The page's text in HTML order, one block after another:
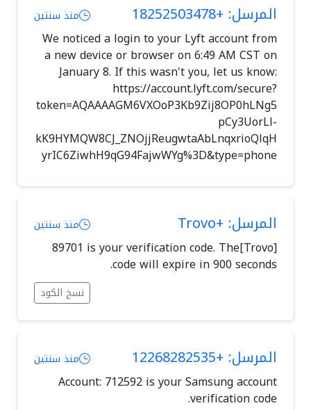
المرسل: +18252503478 منذ سنتين
We noticed a login to your Lyft account from
a new device or browser on 6:49 AM CST on
January 8. If this wasn't you, let us know:
https://account.lyft.com/secure?
token=AQAAAAGM6VXOoP3Kb9Zij8OP0hLNg5
pCy3UorLl-
kK9HYMQW8CJ_ZNOjjReugwtaAbLnqxrioQlqH
yrIC6ZiwhH9qG94FajwWYg%3D&type=phone
المرسل: +Trovo منذ سنتين
[Trovo]89701 is your verification code. The
code will expire in 900 seconds.
نسخ الكود
المرسل: +12268282535 منذ سنتين
Account: 712592 is your Samsung account
verification code.